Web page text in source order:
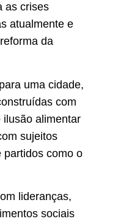
as crises
atualmente e
da
uma cidade,
com
ilusão alimentar
sujeitos
partidos como o
lideranças,
sociais